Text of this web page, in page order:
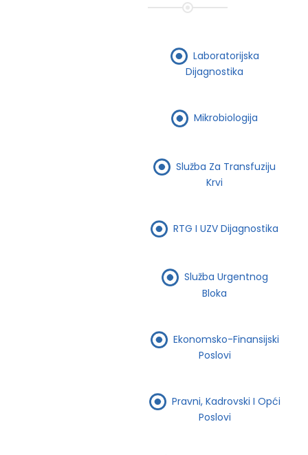
Laboratorijska
Dijagnostika
Mikrobiologija
Služba Za Transfuziju
Krvi
RTG I UZV Dijagnostika
Služba Urgentnog
Bloka
Ekonomsko-Finansijski
Poslovi
Pravni, Kadrovski I Opći
Poslovi